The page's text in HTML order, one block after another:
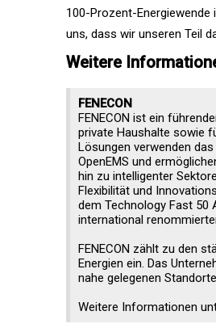
100-Prozent-
uns, dass wir unseren Teil
Weitere
FENECON
FENECON ist ein
private Haushalte sowie
Lösungen verwenden
OpenEMS und
hin zu intelligenter
Flexibilität und
dem Technology Fast 50
international
FENECON zählt zu den
Energien ein. Das
nahe gelegenen
Weitere Informationen